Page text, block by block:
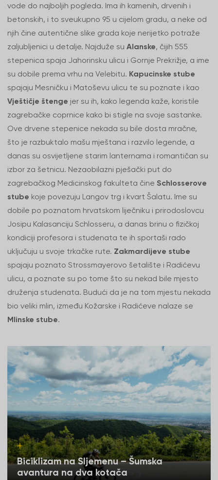
vode do najboljih pogleda. Ima ih kamenih, drvenih i
betonskih, i to sveukupno 95 u cijelom gradu, a neke od
njih čine autentične slike grada koje nerijetko potraže
zaljubljenici u detalje. Najduže su Alanske, čijih 555
stepenica spaja Jahorinsku ulicu i Gornje Prekrižje, a ime
su dobile prema vrhu na Velebitu. Kapucinske stube
spajaju Mesničku i Matoševu ulicu te su poznate i kao
Vještičje štenge jer su ih, kako legenda kaže, koristile
zagrebačke coprnice kako bi stigle na svoje sastanke.
Ove drvene stepenice nekada su bile dosta mračne,
što je razbuktalo mašu mještana i razvilo legende, a
danas su osvijetljene starim lanternama i romantičan su
izbor za šetnicu. Nezaobilazni pješački put do
zagrebačkog Medicinskog fakulteta čine Schlosserove
stube koje povezuju Langov trg i kvart Šalatu. Ime su
dobile po poznatom hrvatskom liječniku i prirodoslovcu
Josipu Kalasanciju Schlosseru, a danas brinu o fizičkoj
kondiciji profesora i studenata te ih sportaši rado
uključuju u svoje trkačke rute. Zakmardijeve stube
spajaju poznato Strossmayerovo šetalište i Radićevu
ulicu, a poznate su po tome što su nekad bile mjesto
druženja studenata. Budući da je na tom mjestu nekada
bio veliki mlin, između Kožarske i Radićeve nalaze se
Mlinske stube.
Biciklizam na Sljemenu – Šumska
avantura na dva kotača